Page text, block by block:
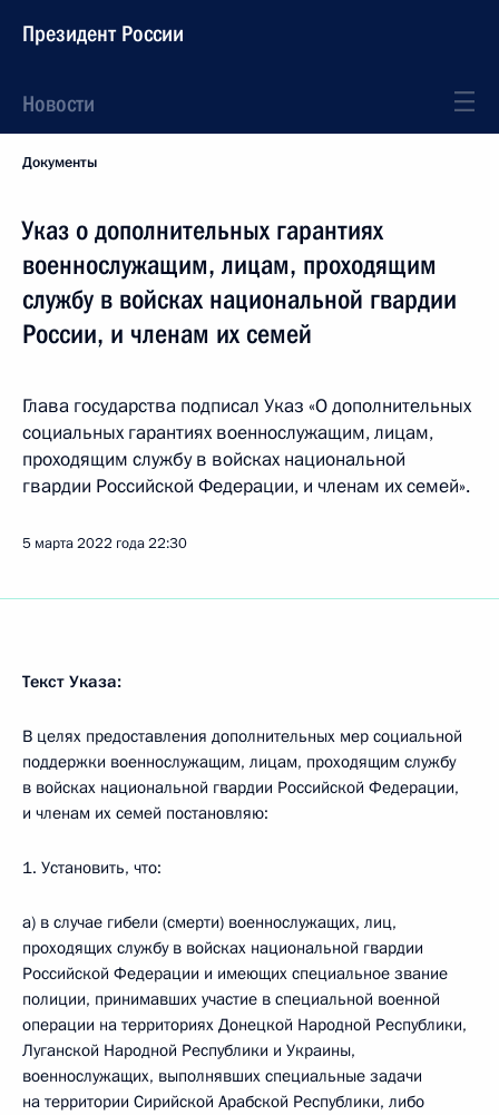
Президент России
Новости
Документы
Указ о дополнительных гарантиях
военнослужащим, лицам, проходящим
службу в войсках национальной гвардии
России, и членам их семей
Глава государства подписал Указ «О дополнительных
социальных гарантиях военнослужащим, лицам,
проходящим службу в войсках национальной
гвардии Российской Федерации, и членам их семей».
5 марта 2022 года22:30
Текст Указа:
В целях предоставления дополнительных мер социальной
поддержки военнослужащим, лицам, проходящим службу
в войсках национальной гвардии Российской Федерации,
и членам их семей постановляю:
1. Установить, что:
а) в случае гибели (смерти) военнослужащих, лиц,
проходящих службу в войсках национальной гвардии
Российской Федерации и имеющих специальное звание
полиции, принимавших участие в специальной военной
операции на территориях Донецкой Народной Республики,
Луганской Народной Республики и Украины,
военнослужащих, выполнявших специальные задачи
на территории Сирийской Арабской Республики, либо